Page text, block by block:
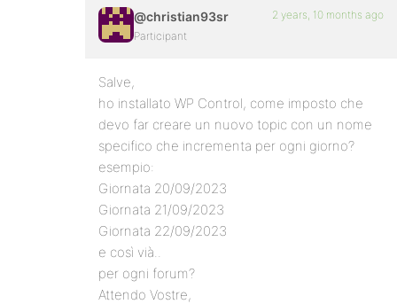
@christian93sr
Participant
2 years, 10 months ago
Salve,
ho installato WP Control, come imposto che
devo far creare un nuovo topic con un nome
specifico che incrementa per ogni giorno?
esempio:
Giornata 20/09/2023
Giornata 21/09/2023
Giornata 22/09/2023
e così vià..
per ogni forum?
Attendo Vostre,